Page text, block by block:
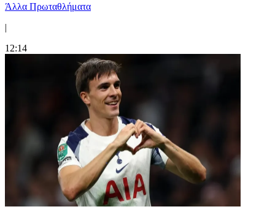
Άλλα Πρωταθλήματα
|
12:14